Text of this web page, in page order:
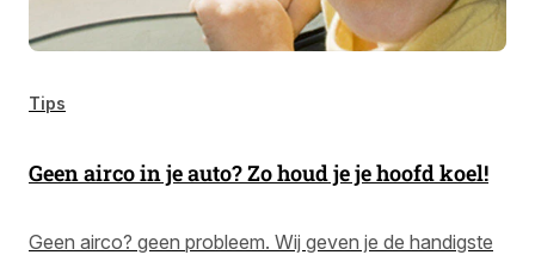
Tips
Geen airco in je auto? Zo houd je je hoofd koel!
Geen airco? geen probleem. Wij geven je de handigste